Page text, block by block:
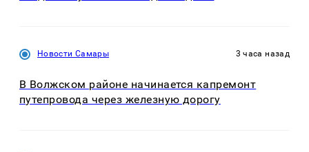
Новости Самары 3 часа назад
В Волжском районе начинается капремонт
путепровода через железную дорогу